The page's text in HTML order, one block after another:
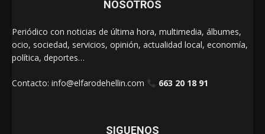
NOSOTROS
Periódico con noticias de última hora, multimedia, álbumes,
ocio, sociedad, servicios, opinión, actualidad local, economía,
política, deportes…
Contacto: info@elfarodehellin.com 663 20 18 91
SIGUENOS